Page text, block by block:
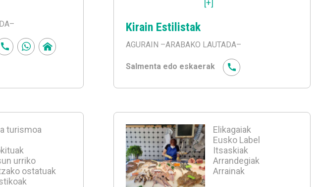
[+]
Kirain Estilistak
AGURAIN –ARABAKO LAUTADA–
Salmenta edo eskaerak
turismoa
urriko
ostatuak
Elikagaiak
Eusko Label
Itsaskiak
Arrandegiak
Arrainak